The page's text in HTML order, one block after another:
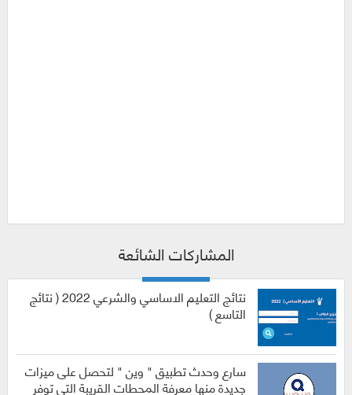
المشاركات الشائعة
نتائج التعليم الاساسي والشرعي 2022 ( نتائج
التاسع )
سارع وحدث تطبيق " وين " لتحصل على ميزات
جديدة منها معرفة المحطات القريبة التي توفر